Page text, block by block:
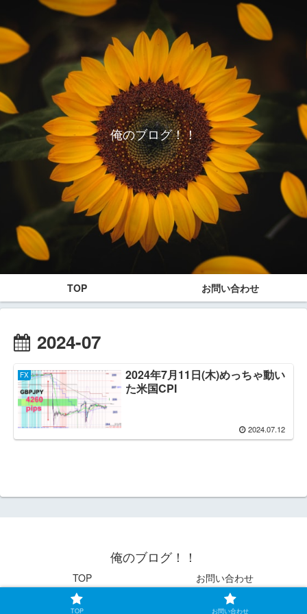
俺のブログ！！
TOP お問い合わせ
2024-07
FX
2024年7月11日(木)めっちゃ動い
た米国CPI
2024.07.12
俺のブログ！！
TOP
お問い合わせ
TOP お問い合わせ